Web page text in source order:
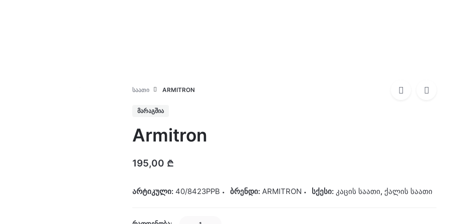
ᲡᲐᲐᲗᲘ ARMITRON
ᲛᲐᲠᲐᲒᲨᲘᲐ
Armitron
195,00 ₾
არტიკული: 40/8423PPB ბრენდი: ARMITRON სქესი: კაცის საათი, ქალის საათი
Armitron